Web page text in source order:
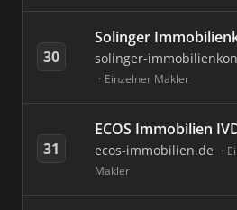
30
Solinger
solinger-
Einzelner Makler
31
ECOS Immobilien
ecos-immobilien.de
Makler